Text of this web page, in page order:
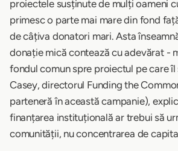
proiectele susținute de mulți oameni
primesc o parte mai mare din fond
de câțiva donatori mari. Asta
donație mică contează cu adevărat -
fondul comun spre proiectul pe care îl
Casey, directorul Funding the
parteneră în această campanie),
finanțarea instituțională ar trebui să
comunității, nu concentrarea de